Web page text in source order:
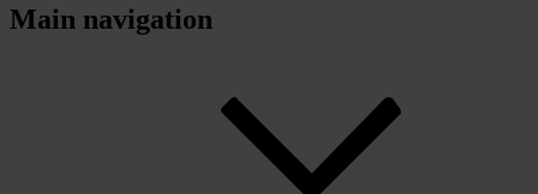
Main navigation